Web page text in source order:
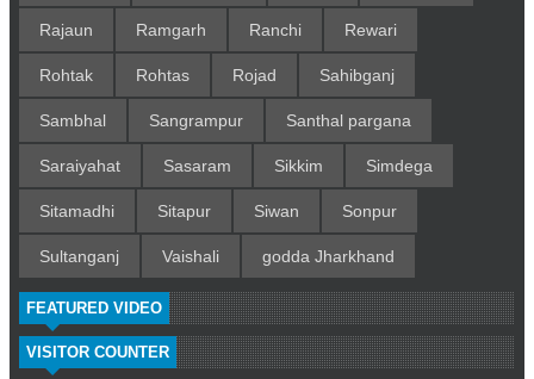
Rajaun Ramgarh Ranchi Rewari
Rohtak Rohtas Rojad Sahibganj
Sambhal Sangrampur Santhal pargana
Saraiyahat Sasaram Sikkim Simdega
Sitamadhi Sitapur Siwan Sonpur
Sultanganj Vaishali godda Jharkhand
FEATURED VIDEO
VISITOR COUNTER